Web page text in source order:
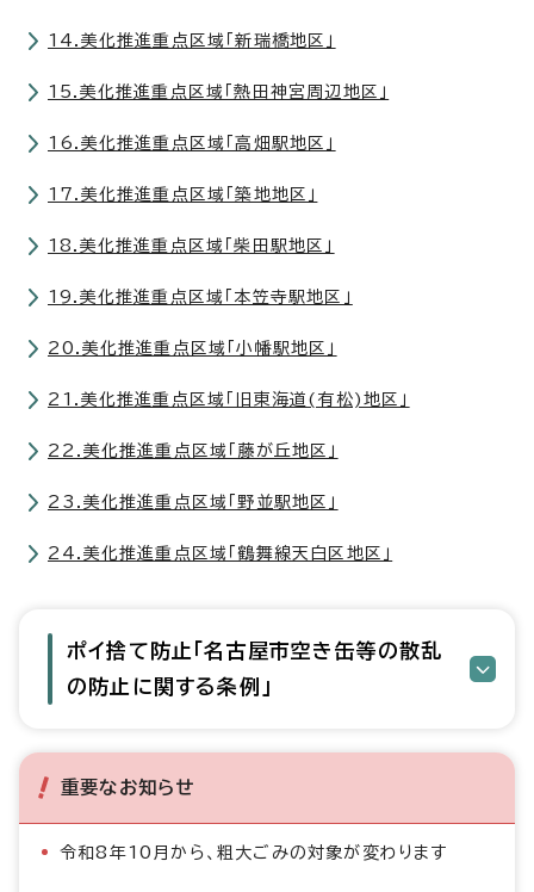
14.美化推進重点区域「新瑞橋地区」
15.美化推進重点区域「熱田神宮周辺地区」
16.美化推進重点区域「高畑駅地区」
17.美化推進重点区域「築地地区」
18.美化推進重点区域「柴田駅地区」
19.美化推進重点区域「本笠寺駅地区」
20.美化推進重点区域「小幡駅地区」
21.美化推進重点区域「旧東海道(有松)地区」
22.美化推進重点区域「藤が丘地区」
23.美化推進重点区域「野並駅地区」
24.美化推進重点区域「鶴舞線天白区地区」
ポイ捨て防止「名古屋市空き缶等の散乱
の防止に関する条例」
重要なお知らせ
令和8年10月から、粗大ごみの対象が変わります